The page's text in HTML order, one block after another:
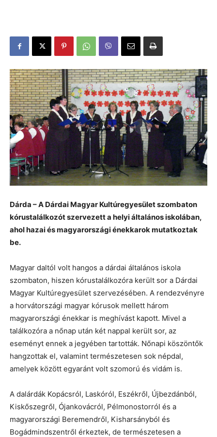
Dárda – A Dárdai Magyar Kultúregyesület szombaton
kórustalálkozót szervezett a helyi általános iskolában,
ahol hazai és magyarországi énekkarok mutatkoztak
be.
Magyar daltól volt hangos a dárdai általános iskola
szombaton, hiszen kórustalálkozóra került sor a Dárdai
Magyar Kultúregyesület szervezésében. A rendezvényre
a horvátországi magyar kórusok mellett három
magyarországi énekkar is meghívást kapott. Mivel a
találkozóra a nőnap után két nappal került sor, az
eseményt ennek a jegyében tartották. Nőnapi köszöntők
hangzottak el, valamint természetesen sok népdal,
amelyek között egyaránt volt szomorú és vidám is.
A dalárdák Kopácsról, Laskóról, Eszékről, Újbezdánból,
Kiskőszegről, Ójankovácról, Pélmonostorról és a
magyarországi Beremendről, Kisharsányból és
Bogádmindszentről érkeztek, de természetesen a